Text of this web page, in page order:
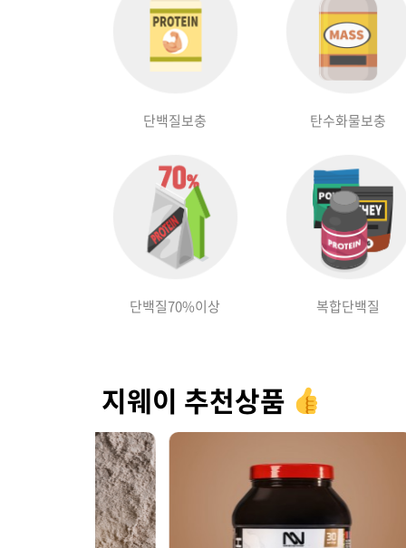
단백질보충 탄수화물보충
단백질70%이상 복합단백질
지웨이 추천상품